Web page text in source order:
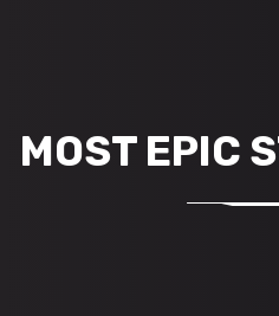
MOST EPIC